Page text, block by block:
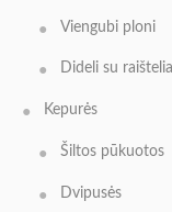
Viengubi ploni
Dideli su
Kepurės
Šiltos pūkuotos
Dvipusės